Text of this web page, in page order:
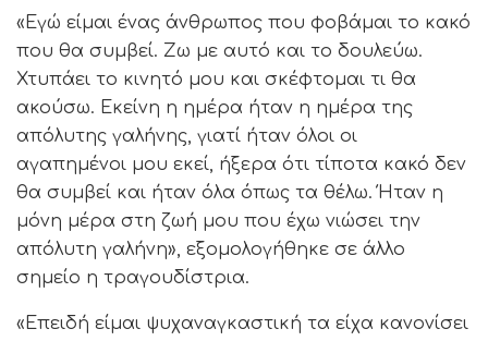
«Εγώ είμαι ένας άνθρωπος που φοβάμαι το κακό
που θα συμβεί. Ζω με αυτό και το δουλεύω.
Χτυπάει το κινητό μου και σκέφτομαι τι θα
ακούσω. Εκείνη η ημέρα ήταν η ημέρα της
απόλυτης γαλήνης, γιατί ήταν όλοι οι
αγαπημένοι μου εκεί, ήξερα ότι τίποτα κακό δεν
θα συμβεί και ήταν όλα όπως τα θέλω. Ήταν η
μόνη μέρα στη ζωή μου που έχω νιώσει την
απόλυτη γαλήνη», εξομολογήθηκε σε άλλο
σημείο η τραγουδίστρια.
«Επειδή είμαι ψυχαναγκαστική τα είχα κανονίσει